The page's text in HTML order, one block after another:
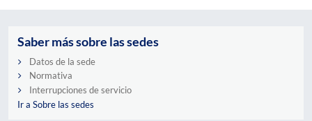
Saber más sobre las sedes
Datos de la sede
Normativa
Interrupciones de servicio
Ir a Sobre las sedes